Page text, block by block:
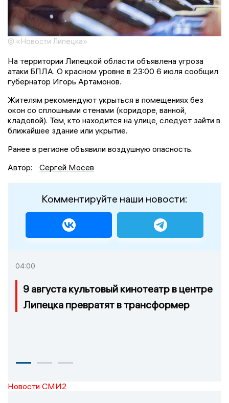
© «Новости Липецка»
На территории Липецкой области объявлена угроза
атаки БПЛА. О красном уровне в 23:00 6 июля сообщил
губернатор Игорь Артамонов.
Жителям рекомендуют укрыться в помещениях без
окон со сплошными стенами (коридоре, ванной,
кладовой). Тем, кто находится на улице, следует зайти в
ближайшее здание или укрытие.
Ранее в регионе объявили воздушную опасность.
Автор:
Сергей Мосев
Комментируйте наши новости:
04:00
9 августа культовый кинотеатр в центре
Липецка превратят в трансформер
Новости СМИ2